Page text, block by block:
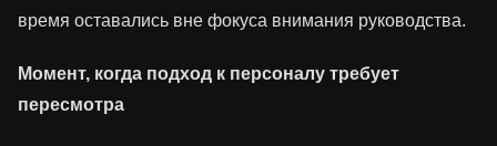
время оставались вне фокуса внимания руководства.
Момент, когда подход к персоналу требует
пересмотра